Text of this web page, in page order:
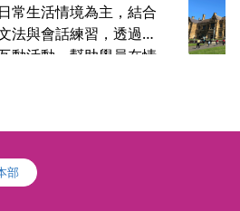
常生活情境為主，結合
法與會話練習，透過情
動活動，幫助學員在情
學員能了解並使用基礎
例如現在式、過去式及
部